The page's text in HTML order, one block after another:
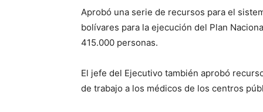
Aprobó una serie de recursos para el
bolívares para la ejecución del Plan
415.000 personas.
El jefe del Ejecutivo también aprobó
de trabajo a los médicos de los centros